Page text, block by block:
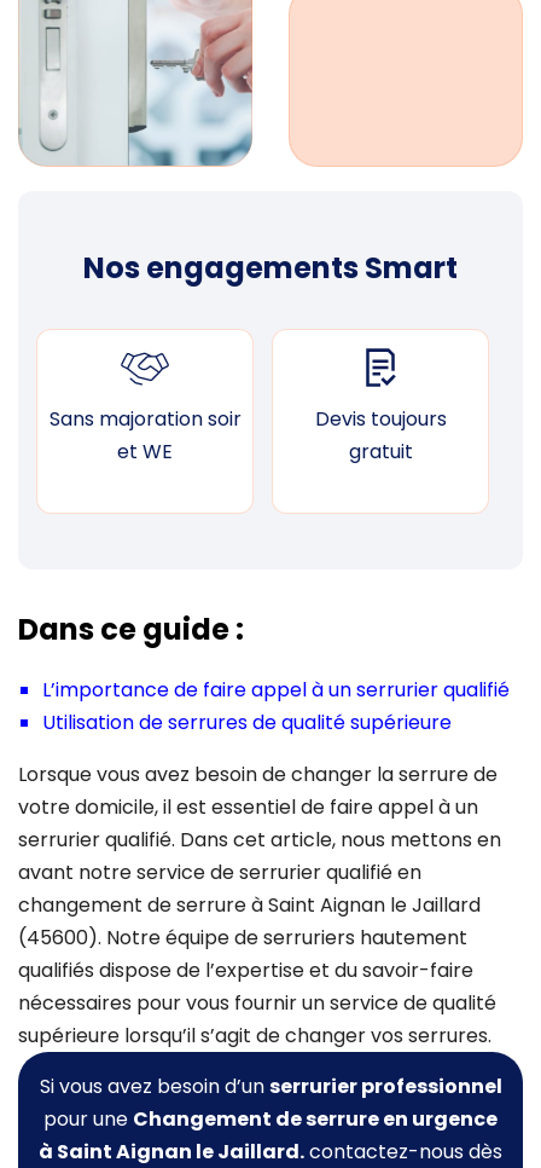
Nos engagements Smart
Sans majoration soir
et WE
Devis toujours
gratuit
Dans ce guide :
L’importance de faire appel à un serrurier qualifié
Utilisation de serrures de qualité supérieure
Lorsque vous avez besoin de changer la serrure de
votre domicile, il est essentiel de faire appel à un
serrurier qualifié. Dans cet article, nous mettons en
avant notre service de serrurier qualifié en
changement de serrure à Saint Aignan le Jaillard
(45600). Notre équipe de serruriers hautement
qualifiés dispose de l’expertise et du savoir-faire
nécessaires pour vous fournir un service de qualité
supérieure lorsqu’il s’agit de changer vos serrures.
Si vous avez besoin d’unserrurier professionnel
pour une Changement de serrureen urgence
à Saint Aignan le Jaillard.contactez-nous dès